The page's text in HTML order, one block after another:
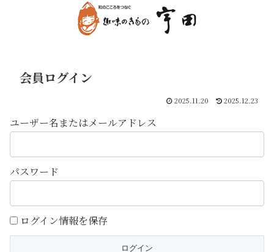
会員ログイン
2025.11.20 2025.12.23
ユーザー名またはメールアドレス
パスワード
ログイン情報を保存